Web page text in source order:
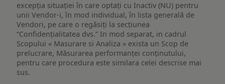
excepția situației în care optați cu Inactiv (NU) pentru
unii Vendor-i, în mod individual, în lista generală de
Vendori, pe care o regăsiți la secțiunea
“Confidențialitatea dvs.” In mod separat, in cadrul
Scopului « Masurare si Analiza » exista un Scop de
prelucrare, Măsurarea performanței conținutului,
pentru care procedura este similara celei descrise mai
sus.